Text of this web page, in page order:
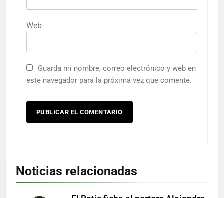
Web
Guarda mi nombre, correo electrónico y web en
este navegador para la próxima vez que comente.
Noticias relacionadas